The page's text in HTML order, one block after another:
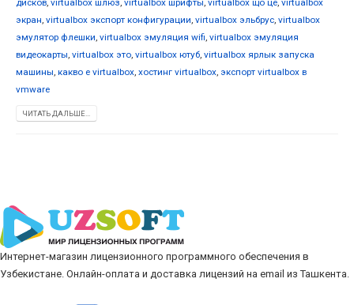
дисков, virtualbox шлюз, virtualbox шрифты, virtualbox що це, virtualbox
экран, virtualbox экспорт конфигурации, virtualbox эльбрус, virtualbox
эмулятор флешки, virtualbox эмуляция wifi, virtualbox эмуляция
видеокарты, virtualbox это, virtualbox ютуб, virtualbox ярлык запуска
машины, какво е virtualbox, хостинг virtualbox, экспорт virtualbox в
vmware
ЧИТАТЬ ДАЛЬШЕ...
Интернет-магазин лицензионного программного обеспечения в
Узбекистане. Онлайн-оплата и доставка лицензий на email из Ташкента.